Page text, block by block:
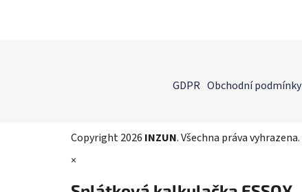
GDPR Obchodní podmínky
Copyright 2026 INZUN. Všechna práva vyhrazena.
×